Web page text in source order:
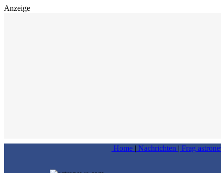
Anzeige
Home | Nachrichten | Frag